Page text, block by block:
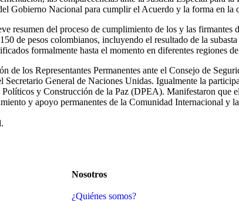
Gobierno Nacional para cumplir el Acuerdo y la forma en la
resumen del proceso de cumplimiento de los y las
de pesos colombianos, incluyendo el resultado de la
formalmente hasta el momento en diferentes regiones
de los Representantes Permanentes ante el Consejo de
Secretario General de Naciones Unidas. Igualmente la
Políticos y Construcción de la Paz (DPEA). Manifestaron
y apoyo permanentes de la Comunidad Internacional
Nosotros
¿Quiénes somos?